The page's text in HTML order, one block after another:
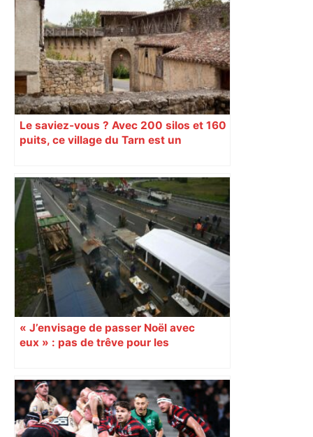
carton à Toulouse et s’offre le titre de
champion d’automne – Foot Mercato
Le saviez-vous ? Avec 200 silos et 160
puits, ce village du Tarn est un
« J’envisage de passer Noël avec
eux » : pas de trêve pour les